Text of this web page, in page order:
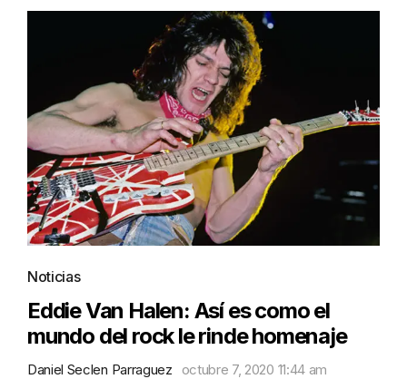
Noticias
Eddie Van Halen: Así es como el
mundo del rock le rinde homenaje
Daniel Seclen Parraguez octubre 7, 2020 11:44 am